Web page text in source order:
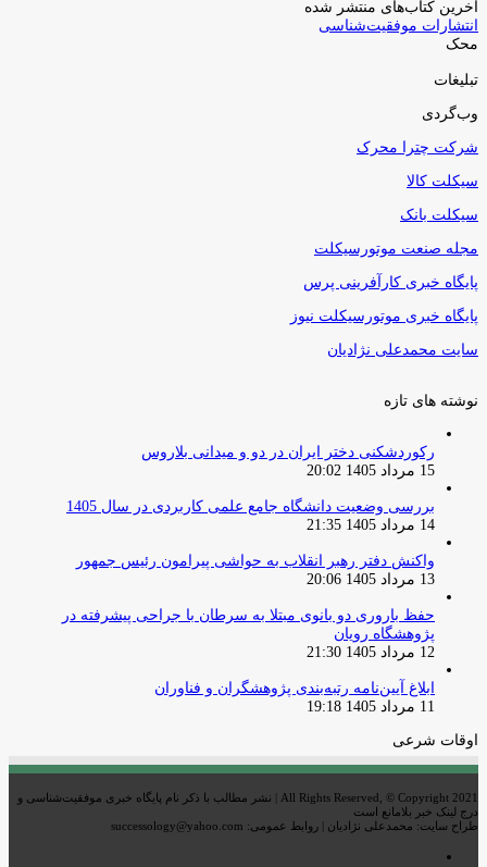
آخرین کتاب‌های منتشر شده
انتشارات موفقیت‌شناسی
محک
تبلیغات
وب‌گردی
شرکت چترا محرک
سیکلت کالا
سیکلت بانک
مجله صنعت موتورسیکلت
پایگاه خبری کارآفرینی پرس
پایگاه خبری موتورسیکلت نیوز
سایت محمدعلی نژادیان
نوشته های تازه
رکوردشکنی دختر ایران در دو و میدانی بلاروس
15 مرداد 1405 20:02
بررسی وضعیت دانشگاه جامع علمی کاربردی در سال 1405
14 مرداد 1405 21:35
واکنش دفتر رهبر انقلاب به حواشی پیرامون رئیس جمهور
13 مرداد 1405 20:06
حفظ باروری دو بانوی مبتلا به سرطان با جراحی پیشرفته در
پژوهشگاه رویان
12 مرداد 1405 21:30
ابلاغ آیین‌نامه رتبه‌بندی پژوهشگران و فناوران
11 مرداد 1405 19:18
اوقات شرعی
All Rights Reserved, © Copyright 2021 | نشر مطالب با ذکر نام پایگاه خبری موفقیت‌شناسی و
درج لینک خبر بلامانع است
طراح سایت: محمدعلی نژادیان | روابط عمومی: successology@yahoo.com